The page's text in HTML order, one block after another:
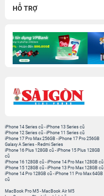
HỖ TRỢ
iPhone 14 Series cũ -iPhone 13 Series cũ
iPhone 12 Series cũ -iPhone 11 Series cũ
iPhone 17 Pro Max 256GB -iPhone 17 Pro 256GB
Galaxy A Series - Redmi Series
iPhone 16 Plus 128GB cũ -iPhone 15 Plus 128GB
cũ
iPhone 16 128GB cũ -iPhone 14 Pro Max 128GB cũ
iPhone 15 128GB cũ -iPhone 13 Pro Max 128GB cũ
iPhone 14 Pro 128GB cũ -iPhone 11 Pro Max 64GB
cũ
MacBook Pro M5 - MacBook Air M5